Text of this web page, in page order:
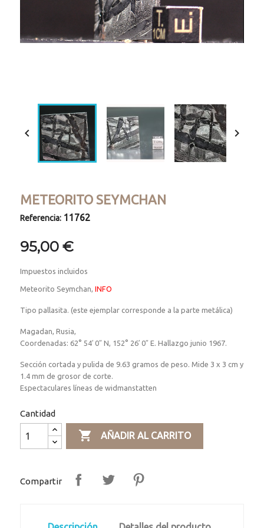
 
METEORITO SEYMCHAN
Referencia: 11762
95,00 €
Impuestos incluidos
Meteorito Seymchan,INFO
Tipo pallasita. (este ejemplar corresponde a la parte metálica)
Magadan, Rusia,
Coordenadas: 62° 54′ 0″ N, 152° 26′ 0″ E.Hallazgo junio 1967.
Sección cortada y pulida de 9.63 gramos de peso.Mide 3 x 3 cm y
1.4 mm de grosor de corte.
Espectaculares líneas de widmanstatten
Cantidad
 AÑADIR AL CARRITO
Compartir